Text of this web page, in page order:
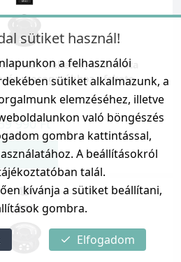
TWIST (tekerős) automata
mosogatókhoz - fekete
990 Ft
sütiket használ!
a felhasználói
sütiket alkalmazunk, a
elemzéséhez, illetve
való böngészés
gombra kattintással,
A beállításokról
talál.
kívánja a sütiket beállítani,
gombra.
Elfogadom